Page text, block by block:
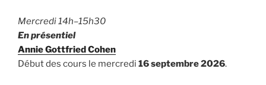
Mercredi 14h–15h30
En présentiel
Annie Gottfried Cohen
Début des cours le mercredi 16 septembre 2026.